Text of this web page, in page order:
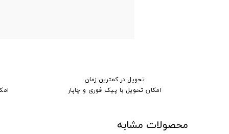
تحویل در کمترین زمان
امکان تحویل با پیک فوری و چاپار
محصولات مشابه